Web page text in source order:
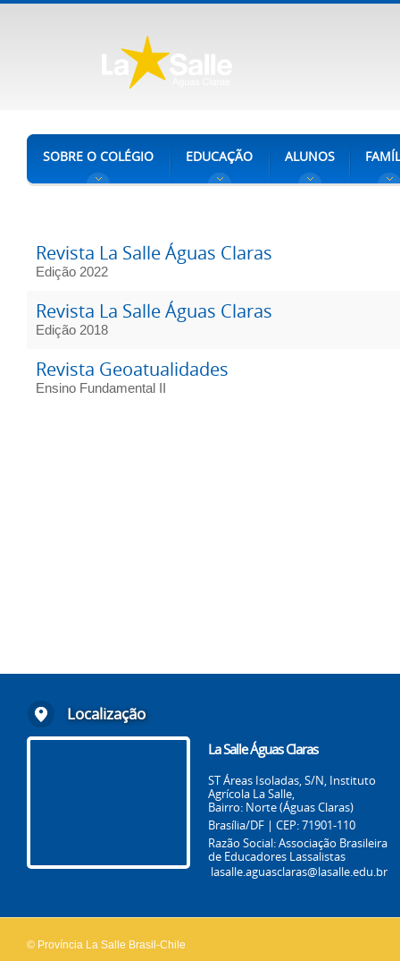
SOBRE O COLÉGIO EDUCAÇÃO ALUNOS
Revista La Salle Águas Claras
Edição 2022
Revista La Salle Águas Claras
Edição 2018
Revista Geoatualidades
Ensino Fundamental II
Localização
La Salle Águas Claras
ST Áreas Isoladas, S/N, Instituto
Agrícola La Salle,
Bairro: Norte (Águas Claras)
Brasília/DF | CEP: 71901-110
Razão Social: Associação Brasileira
de Educadores Lassalistas
lasalle.aguasclaras@lasalle.edu.br
© Província La Salle Brasil-Chile